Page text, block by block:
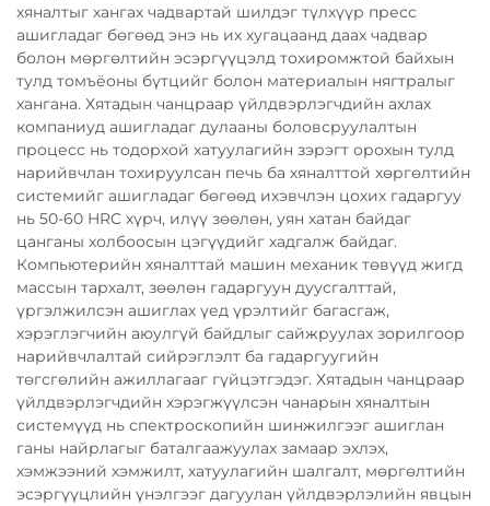
хяналтыг хангах чадвартай шилдэг түлхүүр пресс
ашигладаг бөгөөд энэ нь их хугацаанд даах чадвар
болон мөргөлтийн эсэргүүцэлд тохиромжтой байхын
тулд томъёоны бүтцийг болон материалын нягтралыг
хангана. Хятадын чанцраар үйлдвэрлэгчдийн ахлах
компаниуд ашигладаг дулааны боловсруулалтын
процесс нь тодорхой хатуулагийн зэрэгт орохын тулд
нарийвчлан тохируулсан печь ба хяналттой хөргөлтийн
системийг ашигладаг бөгөөд ихэвчлэн цохих гадаргуу
нь 50-60 HRC хүрч, илүү зөөлөн, уян хатан байдаг
цанганы холбоосын цэгүүдийг хадгалж байдаг.
Компьютерийн хяналттай машин механик төвүүд жигд
массын тархалт, зөөлөн гадаргуун дуусгалттай,
үргэлжилсэн ашиглах үед үрэлтийг багасгаж,
хэрэглэгчийн аюулгүй байдлыг сайжруулах зорилгоор
нарийвчлалтай сийрэглэлт ба гадаргуугийн
төгсгөлийн ажиллагааг гүйцэтгэдэг. Хятадын чанцраар
үйлдвэрлэгчдийн хэрэгжүүлсэн чанарын хяналтын
системүүд нь спектроскопийн шинжилгээг ашиглан
ганы найрлагыг баталгаажуулах замаар эхлэх,
хэмжээний хэмжилт, хатуулагийн шалгалт, мөргөлтийн
эсэргүүцлийн үнэлгээг дагуулан үйлдвэрлэлийн явцын